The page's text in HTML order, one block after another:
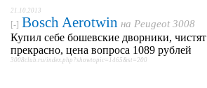
21.10.2013
[-] Bosch Aerotwin на Peugeot 3008
Купил себе бошевские дворники, чистят
прекрасно, цена вопроса 1089 рублей
3008club.ru/index.php?showtopic=1465&st=200